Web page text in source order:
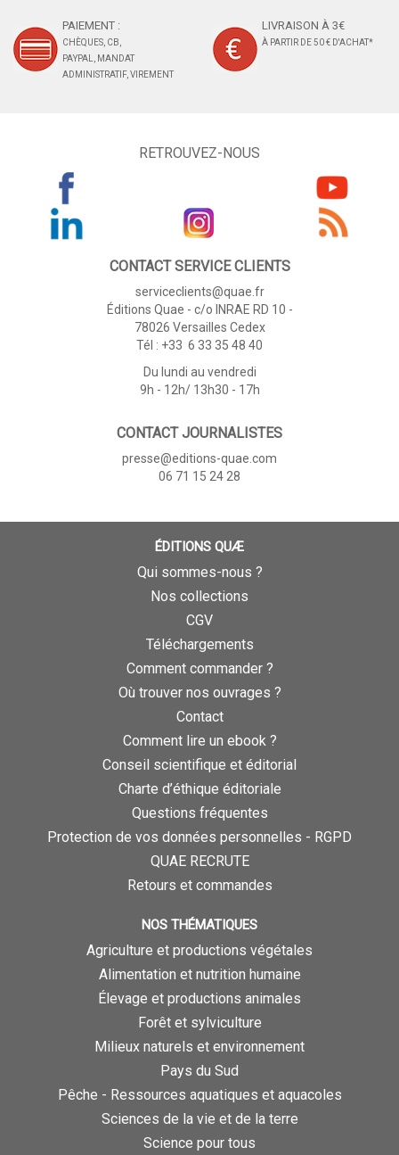
PAIEMENT :
CHÈQUES, CB,
PAYPAL, MANDAT
ADMINISTRATIF, VIREMENT
LIVRAISON À 3€
À PARTIR DE 50 € D'ACHAT*
RETROUVEZ-NOUS
CONTACT SERVICE CLIENTS
serviceclients@quae.fr
Éditions Quae - c/o INRAE RD 10 -
78026 Versailles Cedex
Tél : +33 6 33 35 48 40
Du lundi au vendredi
9h - 12h/ 13h30 - 17h
CONTACT JOURNALISTES
presse@editions-quae.com
06 71 15 24 28
ÉDITIONS QUÆ
Qui sommes-nous ?
Nos collections
CGV
Téléchargements
Comment commander ?
Où trouver nos ouvrages ?
Contact
Comment lire un ebook ?
Conseil scientifique et éditorial
Charte d’éthique éditoriale
Questions fréquentes
Protection de vos données personnelles - RGPD
QUAE RECRUTE
Retours et commandes
NOS THÉMATIQUES
Agriculture et productions végétales
Alimentation et nutrition humaine
Élevage et productions animales
Forêt et sylviculture
Milieux naturels et environnement
Pays du Sud
Pêche - Ressources aquatiques et aquacoles
Sciences de la vie et de la terre
Science pour tous